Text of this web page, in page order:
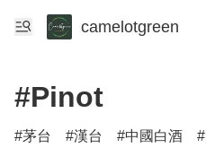
camelotgreen
#Pinot
茅台 漢台 中國白酒